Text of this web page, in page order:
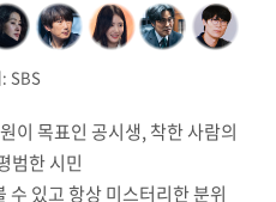
SBS
이 목표인 공시생, 착한 사람의
범한 시민
수 있고 항상 미스터리한 분위